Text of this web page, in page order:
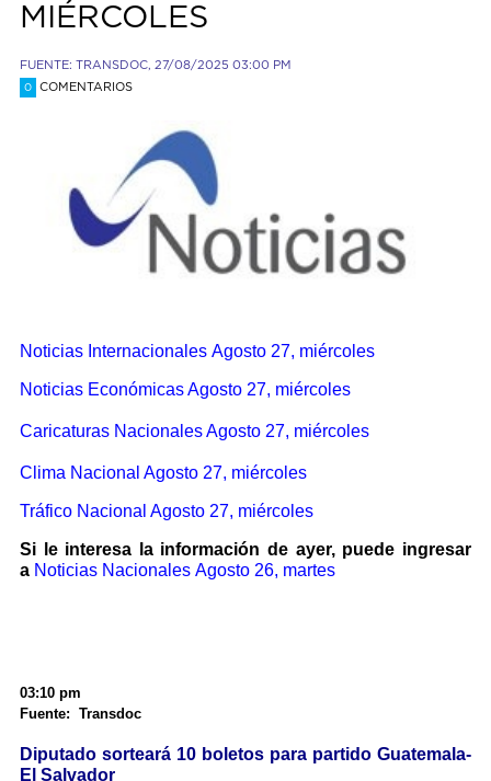
MIÉRCOLES
FUENTE: TRANSDOC, 27/08/2025 03:00 PM
0 COMENTARIOS
Noticias Internacionales Agosto 27, miércoles
Noticias Económicas Agosto 27, miércoles
Caricaturas Nacionales Agosto 27, miércoles
Clima Nacional Agosto 27, miércoles
Tráfico Nacional Agosto 27, miércoles
Si le interesa la información de ayer, puede ingresar
a Noticias Nacionales Agosto 26, martes
03:10 pm
Fuente: Transdoc
Diputado sorteará 10 boletos para partido Guatemala-
El Salvador